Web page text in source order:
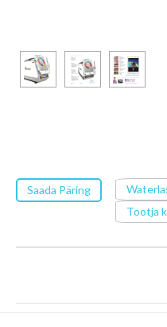
Saada Päring
Tootja